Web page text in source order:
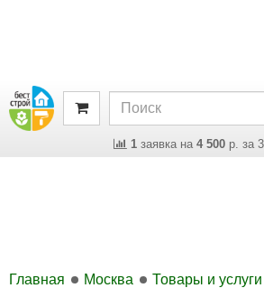
1заявка на 4 500р. за
Главная Москва
Товары и услуги